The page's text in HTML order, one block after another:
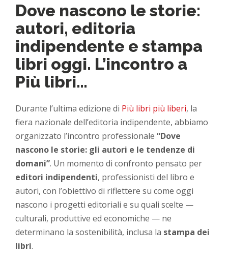
Dove nascono le storie:
autori, editoria
indipendente e stampa
libri oggi. L’incontro a
Più libri…
Durante l’ultima edizione di Più libri più liberi, la
fiera nazionale dell’editoria indipendente, abbiamo
organizzato l’incontro professionale“Dove
nascono le storie: gli autori e le tendenze di
domani”. Un momento di confronto pensato per
editori indipendenti, professionisti del libro e
autori, con l’obiettivo di riflettere su come oggi
nascono i progetti editoriali e su quali scelte —
culturali, produttive ed economiche — ne
determinano la sostenibilità, inclusa la stampa dei
libri.